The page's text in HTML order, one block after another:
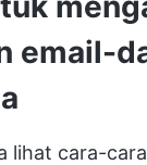
email-
lihat cara-